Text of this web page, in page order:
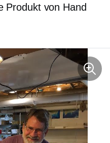
Produkt von Hand